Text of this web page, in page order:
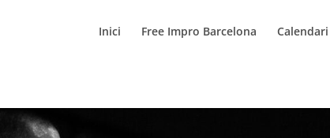
Inici Free Impro Barcelona Calendari